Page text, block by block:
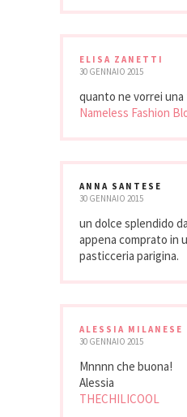
ELISA ZANETTI
30 GENNAIO 2015
quanto ne vorrei
Nameless Fashion
ANNA SANTESE
30 GENNAIO 2015
un dolce splendido
appena comprato in
pasticceria parigina.
ALESSIA MILANESE
30 GENNAIO 2015
Mnnnn che buona!
Alessia
THECHILICOOL